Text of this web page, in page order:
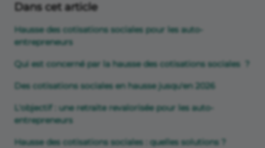
Dans cet article
Hausse des cotisations sociales pour les auto-
entrepreneurs
Qui est concerné par la hausse des cotisations sociales ?
Des cotisations sociales en hausse jusqu'en 2026
L'objectif : une retraite revalorisée pour les auto-
entrepreneurs
Hausse des cotisations sociales : quelles solutions ?